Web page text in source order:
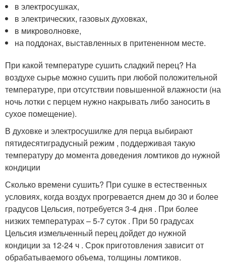
в электросушках,
в электрических, газовых духовках,
в микроволновке,
на поддонах, выставленных в притененном месте.
При какой температуре сушить сладкий перец? На
воздухе сырье можно сушить при любой положительной
температуре, при отсутствии повышенной влажности (на
ночь лотки с перцем нужно накрывать либо заносить в
сухое помещение).
В духовке и электросушилке для перца выбирают
пятидесятиградусный режим , поддерживая такую
температуру до момента доведения ломтиков до нужной
кондиции
Сколько времени сушить? При сушке в естественных
условиях, когда воздух прогревается днем до 30 и более
градусов Цельсия, потребуется 3-4 дня . При более
низких температурах – 5-7 суток . При 50 градусах
Цельсия измельченный перец дойдет до нужной
кондиции за 12-24 ч . Срок приготовления зависит от
обрабатываемого объема, толщины ломтиков.